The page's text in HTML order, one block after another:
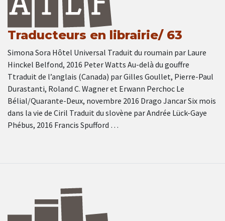
Traducteurs en librairie/ 63
Simona Sora Hôtel Universal Traduit du roumain par Laure
Hinckel Belfond, 2016 Peter Watts Au-delà du gouffre
Ttraduit de l’anglais (Canada) par Gilles Goullet, Pierre-Paul
Durastanti, Roland C. Wagner et Erwann Perchoc Le
Bélial/Quarante-Deux, novembre 2016 Drago Jancar Six mois
dans la vie de Ciril Traduit du slovène par Andrée Lück-Gaye
Phébus, 2016 Francis Spufford …